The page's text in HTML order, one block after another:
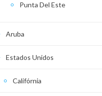
Punta Del Este
Aruba
Estados Unidos
Califórnia